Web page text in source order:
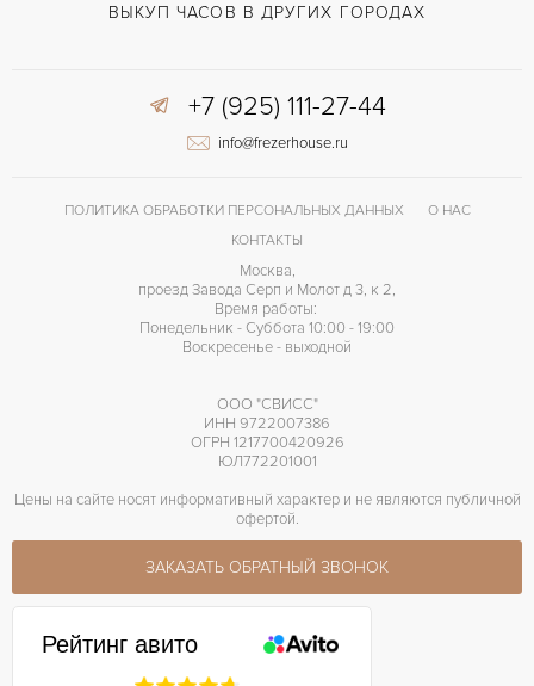
ВЫКУП ЧАСОВ В ДРУГИХ ГОРОДАХ
+7 (925) 111-27-44
info@frezerhouse.ru
ПОЛИТИКА ОБРАБОТКИ ПЕРСОНАЛЬНЫХ ДАННЫХ
О НАС
КОНТАКТЫ
Москва,
проезд Завода Серп и Молот д 3, к 2,
Время работы:
Понедельник - Суббота 10:00 - 19:00
Воскресенье - выходной
ООО "СВИСС"
ИНН 9722007386
ОГРН 1217700420926
ЮЛ772201001
Цены на сайте носят информативный характер и не являются публичной
офертой.
ЗАКАЗАТЬ ОБРАТНЫЙ ЗВОНОК
Рейтинг авито